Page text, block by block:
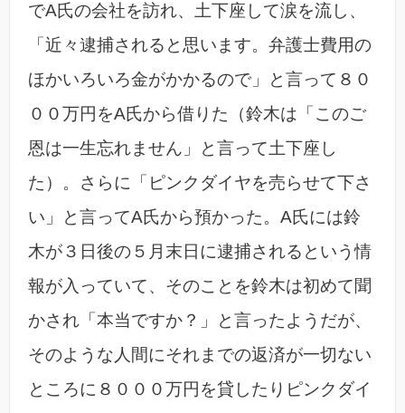
でA氏の会社を訪れ、土下座して涙を流し、
「近々逮捕されると思います。弁護士費用の
ほかいろいろ金がかかるので」と言って８０
００万円をA氏から借りた（鈴木は「このご
恩は一生忘れません」と言って土下座し
た）。さらに「ピンクダイヤを売らせて下さ
い」と言ってA氏から預かった。A氏には鈴
木が３日後の５月末日に逮捕されるという情
報が入っていて、そのことを鈴木は初めて聞
かされ「本当ですか？」と言ったようだが、
そのような人間にそれまでの返済が一切ない
ところに８０００万円を貸したりピンクダイ